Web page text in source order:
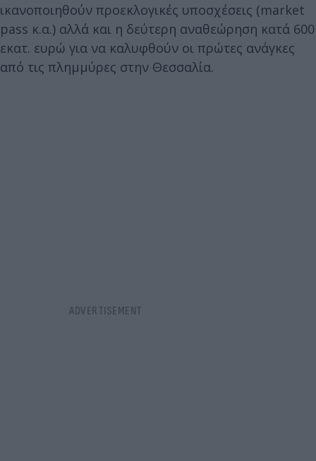
ικανοποιηθούν προεκλογικές υποσχέσεις (market
pass κ.α.) αλλά και η δεύτερη αναθεώρηση κατά 600
εκατ. ευρώ για να καλυφθούν οι πρώτες ανάγκες
από τις πλημμύρες στην Θεσσαλία.